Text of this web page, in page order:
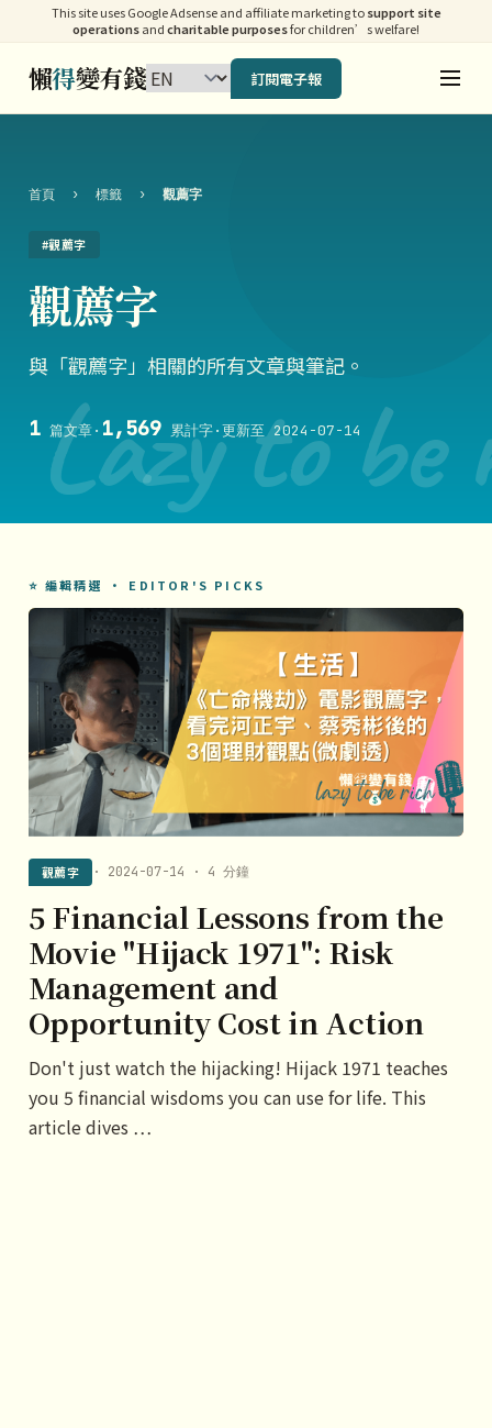
This site uses Google Adsense and affiliate marketing tosupport site
operationsandcharitable purposesfor children’s welfare!
懶得變有錢 訂閱電子報
Lazy to be
首頁 › 標籤 › 觀薦字
#觀薦字
觀薦字
與「觀薦字」相關的所有文章與筆記。
1篇文章· 1,569累計字·更新至 2024-07-14
⭐ 編輯精選 · EDITOR'S PICKS
觀薦字 · 2024-07-14 · 4 分鐘
5 Financial Lessons from the
Movie "Hijack 1971": Risk
Management and
Opportunity Cost in Action
Don't just watch the hijacking! Hijack 1971 teaches
you 5 financial wisdoms you can use for life. This
article dives …